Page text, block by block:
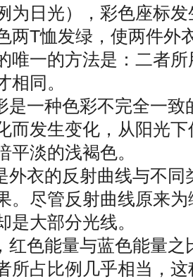
为日光），彩色座标
两T恤发绿，使两件外
唯一的方法是：二者
相同。
一种色彩不完全一致
而发生变化，从阳光
平淡的浅褐色。
衣的反射曲线与不同
。尽管反射曲线原来
是大部分光线。
色能量与蓝色能量之
所占比例几乎相当，